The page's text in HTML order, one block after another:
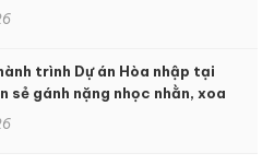
hồi chức năng để hỗ trợ
tật và nạn nhân chất độc da
trình Dự án Hòa nhập tại
sẻ gánh nặng nhọc nhằn, xoa
cam